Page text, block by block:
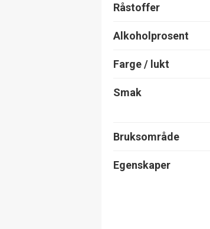
Råstoffer
Alkoholprosent
Farge / lukt
Smak
Bruksområde
Egenskaper